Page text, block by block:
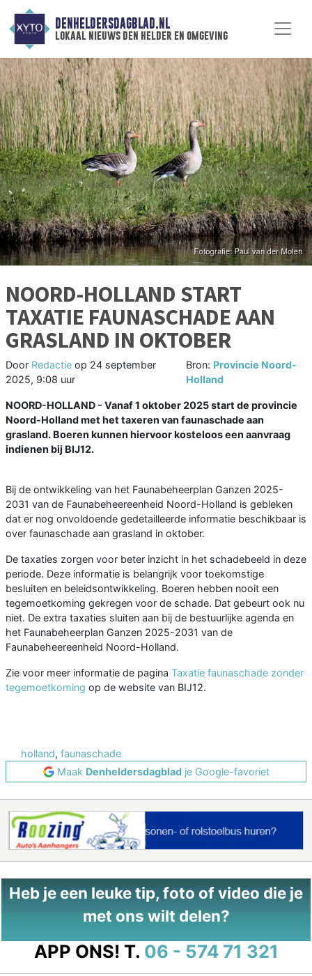
DENHELDERSDAGBLAD.NL
lokaal nieuws den helder en omgeving
NOORD-HOLLAND START
TAXATIE FAUNASCHADE AAN
GRASLAND IN OKTOBER
Door Redactie op 24 september
2025, 9:08 uur
Bron: Provincie Noord-
Holland
NOORD-HOLLAND - Vanaf 1 oktober 2025 start de provincie
Noord-Holland met het taxeren van faunaschade aan
grasland. Boeren kunnen hiervoor kosteloos een aanvraag
indienen bij BIJ12.
Bij de ontwikkeling van het Faunabeheerplan Ganzen 2025-
2031 van de Faunabeheereenheid Noord-Holland is gebleken
dat er nog onvoldoende gedetailleerde informatie beschikbaar is
over faunaschade aan grasland in oktober.
De taxaties zorgen voor beter inzicht in het schadebeeld in deze
periode. Deze informatie is belangrijk voor toekomstige
besluiten en beleidsontwikkeling. Boeren hebben nooit een
tegemoetkoming gekregen voor de schade. Dat gebeurt ook nu
niet. De extra taxaties sluiten aan bij de bestuurlijke agenda en
het Faunabeheerplan Ganzen 2025-2031 van de
Faunabeheereenheid Noord-Holland.
Zie voor meer informatie de pagina Taxatie faunaschade zonder
tegemoetkoming op de website van BIJ12.
holland, faunaschade
Maak Denheldersdagbladje Google-favoriet
Heb je een leuke tip, foto of video die je
met ons wilt delen?
APP ONS! T. 06 - 574 71 321